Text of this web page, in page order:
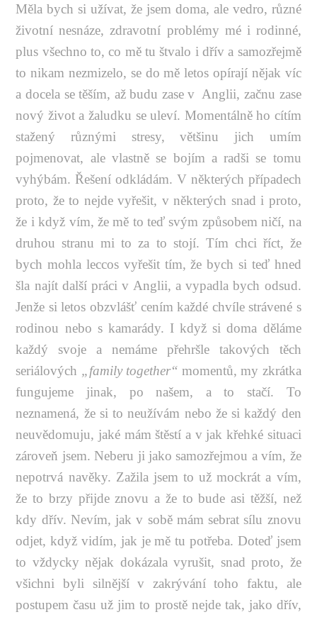
Měla bych si užívat, že jsem doma, ale vedro, různé
životní nesnáze, zdravotní problémy mé i rodinné,
plus všechno to, co mě tu štvalo i dřív a samozřejmě
to nikam nezmizelo, se do mě letos opírají nějak víc
a docela se těším, až budu zase v Anglii, začnu zase
nový život a žaludku se uleví. Momentálně ho cítím
stažený různými stresy, většinu jich umím
pojmenovat, ale vlastně se bojím a radši se tomu
vyhýbám. Řešení odkládám. V některých případech
proto, že to nejde vyřešit, v některých snad i proto,
že i když vím, že mě to teď svým způsobem ničí, na
druhou stranu mi to za to stojí. Tím chci říct, že
bych mohla leccos vyřešit tím, že bych si teď hned
šla najít další práci v Anglii, a vypadla bych odsud.
Jenže si letos obzvlášť cením každé chvíle strávené s
rodinou nebo s kamarády. I když si doma děláme
každý svoje a nemáme přehršle takových těch
seriálových „family together“ momentů, my zkrátka
fungujeme jinak, po našem, a to stačí. To
neznamená, že si to neužívám nebo že si každý den
neuvědomuju, jaké mám štěstí a v jak křehké situaci
zároveň jsem. Neberu ji jako samozřejmou a vím, že
nepotrvá navěky. Zažila jsem to už mockrát a vím,
že to brzy přijde znovu a že to bude asi těžší, než
kdy dřív. Nevím, jak v sobě mám sebrat sílu znovu
odjet, když vidím, jak je mě tu potřeba. Doteď jsem
to vždycky nějak dokázala vyrušit, snad proto, že
všichni byli silnější v zakrývání toho faktu, ale
postupem času už jim to prostě nejde tak, jako dřív,